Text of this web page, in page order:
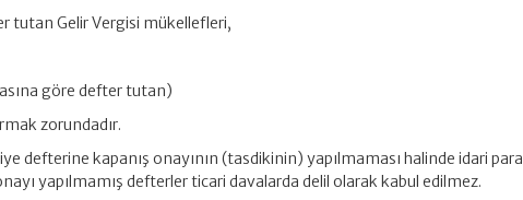
tutan Gelir Vergisi mükellefleri,
göre defter tutan)
zorundadır.
defterine kapanış onayının (tasdikinin) yapılmaması halinde idari para
yapılmamış defterler ticari davalarda delil olarak kabul edilmez.